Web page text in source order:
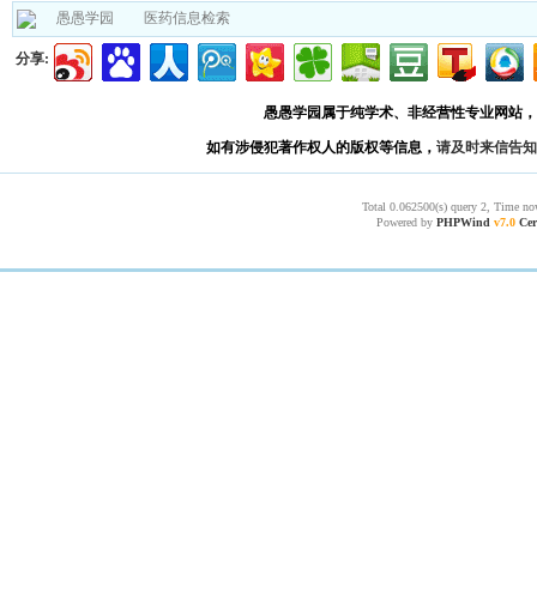
愚愚学园 医药信息检索
分享:
愚愚学园属于纯学术、非经营性专业网站
如有涉侵犯著作权人的版权等信息， 请及时来信告知
Total 0.062500(s) query 2, Time
Powered by PHPWind v7.0